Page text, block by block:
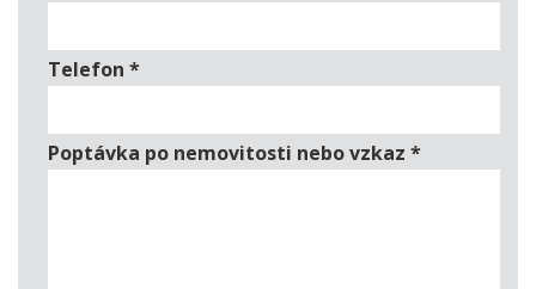
Telefon *
Poptávka po nemovitosti nebo vzkaz *